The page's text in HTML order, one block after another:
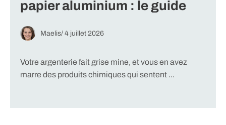
papier aluminium : le guide
Maelis/ 4 juillet 2026
Votre argenterie fait grise mine, et vous en avez
marre des produits chimiques qui sentent ...